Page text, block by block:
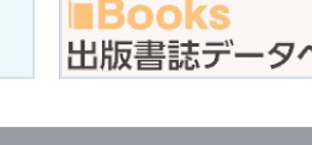
に，万一，漏洩等個人情報に関する事